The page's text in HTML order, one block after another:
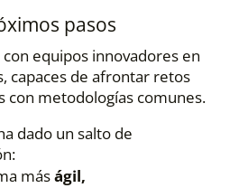
pasos
con equipos innovadores en
capaces de afrontar retos
con metodologías comunes.
dado un salto de
máságil,